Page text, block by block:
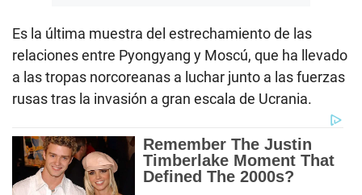
Es la última muestra del estrechamiento de las
relaciones entre Pyongyang y Moscú, que ha llevado
a las tropas norcoreanas a luchar junto a las fuerzas
rusas tras la invasión a gran escala de Ucrania.